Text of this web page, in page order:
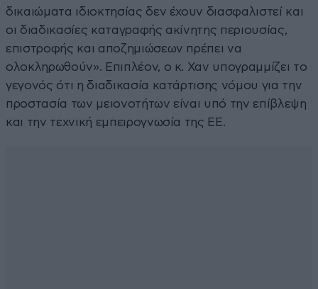
δικαιώματα ιδιοκτησίας δεν έχουν διασφαλιστεί και
οι διαδικασίες καταγραφής ακίνητης περιουσίας,
επιστροφής και αποζημιώσεων πρέπει να
ολοκληρωθούν». Eπιπλέον, ο κ. Χαν υπογραμμίζει το
γεγονός ότι η διαδικασία κατάρτισης νόμου για την
προστασία των μειονοτήτων είναι υπό την επίβλεψη
και την τεχνική εμπειρογνωσία της ΕΕ.